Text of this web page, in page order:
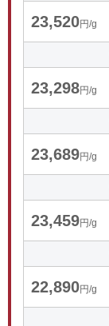
23,520円/g
23,298円/g
23,689円/g
23,459円/g
22,890円/g